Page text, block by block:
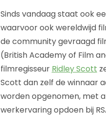
Sinds vandaag staat ook
waarvoor ook wereldwijd
de community gevraagd
(British Academy of Film
filmregisseur Ridley Scott
Scott dan zelf de winnaar
worden opgenomen, met
werkervaring opdoen bij